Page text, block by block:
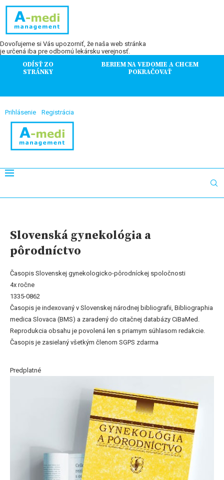
Dovoľujeme si Vás upozorniť, že naša web stránka
je určená iba pre odbornú lekársku verejnosť.
ODÍSŤ ZO
STRÁNKY
BERIEM NA VEDOMIE A CHCEM
POKRAČOVAŤ
Prihlásenie Registrácia
Slovenská gynekológia a
pôrodníctvo
Časopis Slovenskej gynekologicko-pôrodníckej spoločnosti
4x ročne
1335-0862
Časopis je indexovaný v Slovenskej národnej bibliografii, Bibliographia
medica Slovaca (BMS) a zaradený do citačnej databázy CiBaMed.
Reprodukcia obsahu je povolená len s priamym súhlasom redakcie.
Časopis je zasielaný všetkým členom SGPS zdarma
Predplatné